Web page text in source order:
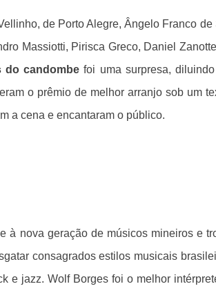
de Porto Alegre, Ângelo Franco
Massiotti, Pirisca Greco, Daniel
do candombe foi uma surpresa,
o prêmio de melhor arranjo sob um
a cena e encantaram o público.
à nova geração de músicos mineiros e
consagrados estilos musicais
e jazz. Wolf Borges foi o melhor